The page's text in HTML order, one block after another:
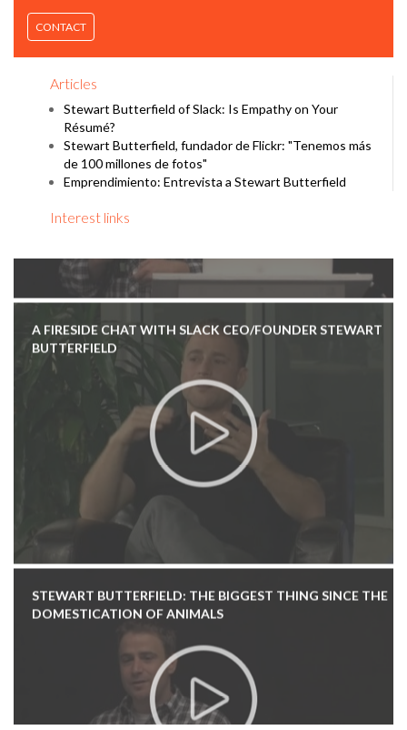
CONTACT
Articles
Stewart Butterfield of Slack: Is Empathy on Your
Résumé?
Stewart Butterfield, fundador de Flickr: "Tenemos más
de 100 millones de fotos"
Emprendimiento: Entrevista a Stewart Butterfield
Interest links
STEWART BUTTERFIELD: THE BIGGEST THING SINCE THE
DOMESTICATION OF ANIMALS
A FIRESIDE CHAT WITH SLACK CEO/FOUNDER STEWART
BUTTERFIELD
DOMESTICATION OF ANIMALS